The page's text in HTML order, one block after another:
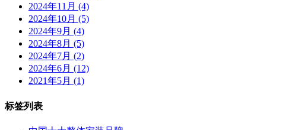
2024年11月 (4)
2024年10月 (5)
2024年9月 (4)
2024年8月 (5)
2024年7月 (2)
2024年6月 (12)
2021年5月 (1)
标签列表